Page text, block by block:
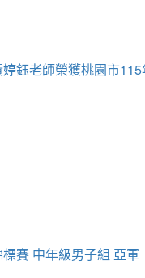
鈺老師榮獲桃園市
賽 中年級男子組 亞軍